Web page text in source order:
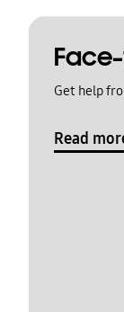
Get help
Read